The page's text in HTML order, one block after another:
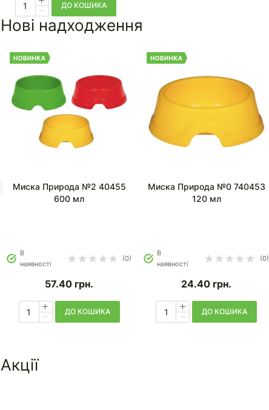
ДО КОШИКА
Нові надходження
Миска Природа №2 40455
600 мл
В
наявності
(0)
57.40 грн.
ДО КОШИКА
Миска Природа №0 740453
120 мл
В
наявності
(0)
24.40 грн.
ДО КОШИКА
Акції